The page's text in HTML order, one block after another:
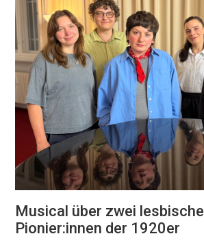
Musical über zwei lesbische
Pionier:innen der 1920er